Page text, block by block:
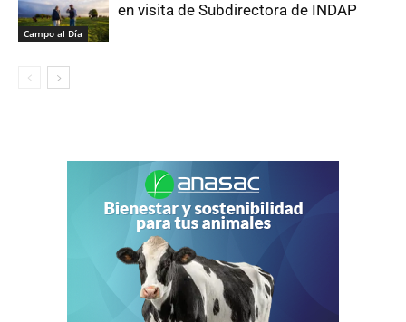
Campo al Día
en visita de Subdirectora de INDAP